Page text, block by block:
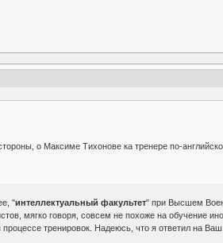
о Максиме Тихонове ка тренере по-
"интеллектуальный факультет" при Высшем
мягко говоря, совсем не похоже на обучение
тренировок. Надеюсь, что я ответил на Ваш